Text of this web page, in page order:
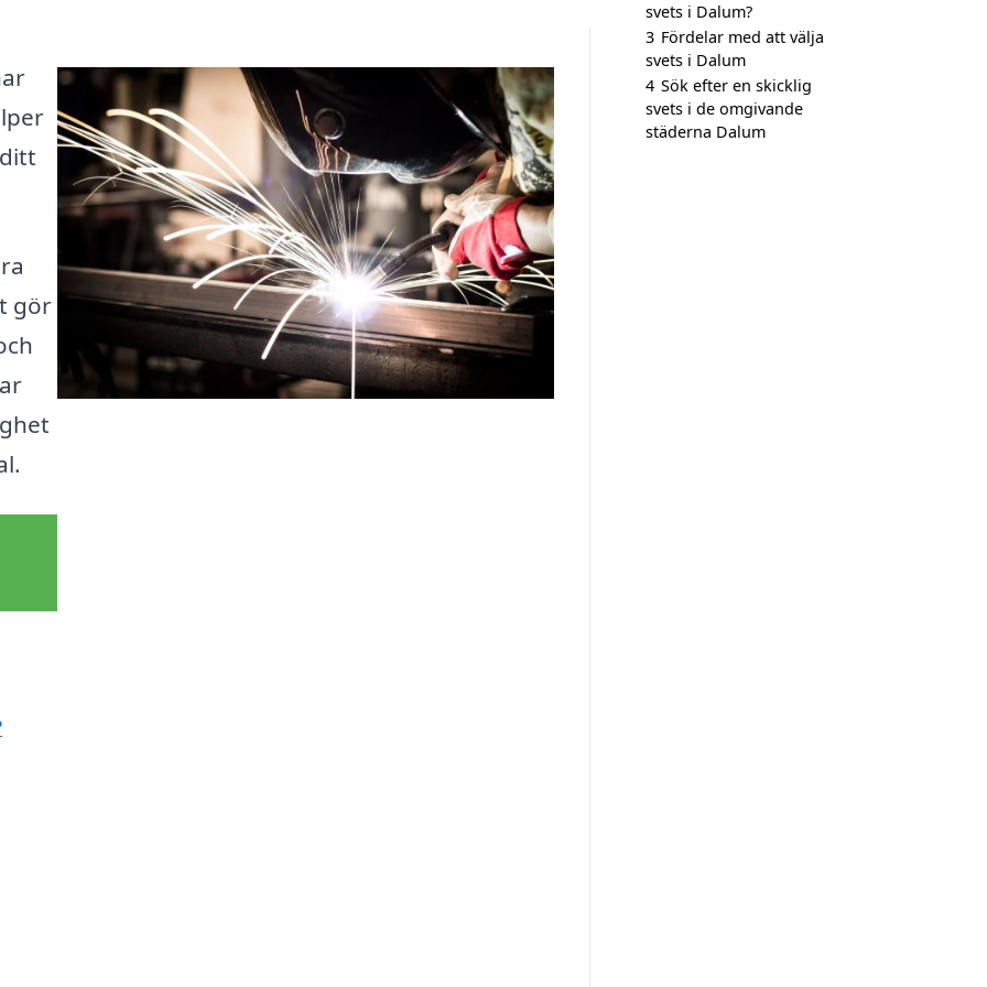
gör
svets i Dalum?
3 Fördelar med att välja
svets i Dalum
4 Sök efter en skicklig
svets i de omgivande
städerna Dalum